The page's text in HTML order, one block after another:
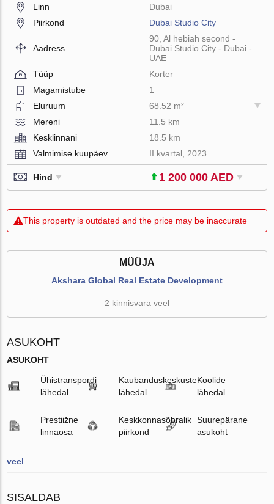
Linn
Dubai
Piirkond
Dubai Studio City
Aadress
90, Al hebiah second -
Dubai Studio City - Dubai -
UAE
Tüüp
Korter
Magamistube
1
Eluruum
68.52 m²
Mereni
11.5 km
Kesklinnani
18.5 km
Valmimise kuupäev
II kvartal, 2023
Hind 1 200 000 AED
This property is outdated and the price may be inaccurate
MÜÜJA
Akshara Global Real Estate Development
2 kinnisvara veel
ASUKOHT
ASUKOHT
Ühistranspordi
lähedal
Kaubanduskeskuste
lähedal
Koolide
lähedal
Prestiižne
linnaosa
Keskkonnasõbralik
piirkond
Suurepärane
asukoht
veel
SISALDAB